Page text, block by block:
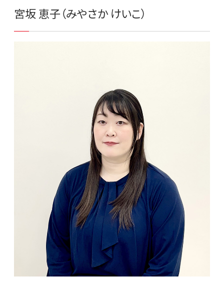
宮坂 恵子（みやさか けいこ）